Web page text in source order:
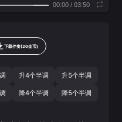
00:00/ 03:50
下载伴奏(20金币)
升4个半调 升5个半调
降4个半调 降5个半调